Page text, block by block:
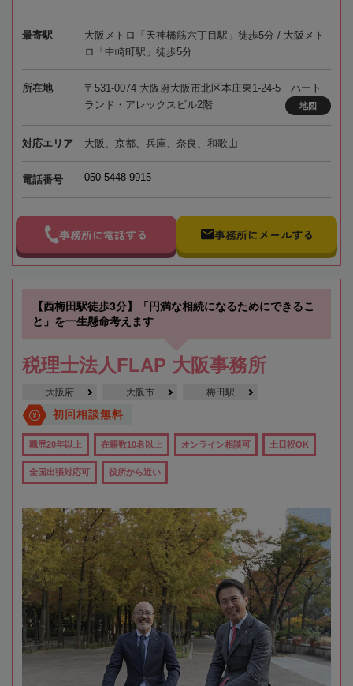
最寄駅
大阪メトロ「天神橋筋六丁目駅」徒歩5分 / 大阪メト
ロ「中崎町駅」徒歩5分
所在地
〒531-0074 大阪府大阪市北区本庄東1-24-5 ハート
ランド・アレックスビル2階
地図
対応エリア 大阪、京都、兵庫、奈良、和歌山
電話番号 050-5448-9915
事務所に電話する 事務所にメールする
【西梅田駅徒歩3分】「円満な相続になるためにできるこ
と」を一生懸命考えます
税理士法人FLAP 大阪事務所
大阪府 大阪市 梅田駅
初回相談無料
職歴20年以上 在籍数10名以上 オンライン相談可 土日祝OK
全国出張対応可 役所から近い